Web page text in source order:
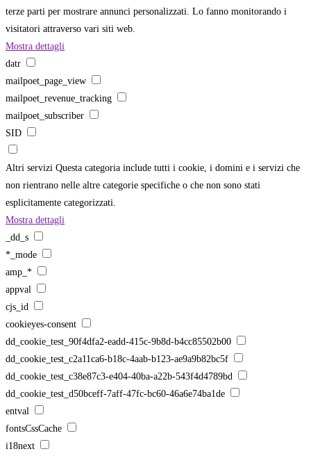
terze parti per mostrare annunci personalizzati. Lo fanno monitorando i
visitatori attraverso vari siti web.
Mostra dettagli
datr
mailpoet_page_view
mailpoet_revenue_tracking
mailpoet_subscriber
SID
Altri servizi Questa categoria include tutti i cookie, i domini e i servizi che
non rientrano nelle altre categorie specifiche o che non sono stati
esplicitamente categorizzati.
Mostra dettagli
_dd_s
*_mode
amp_*
appval
cjs_id
cookieyes-consent
dd_cookie_test_90f4dfa2-eadd-415c-9b8d-b4cc85502b00
dd_cookie_test_c2a11ca6-b18c-4aab-b123-ae9a9b82bc5f
dd_cookie_test_c38e87c3-e404-40ba-a22b-543f4d4789bd
dd_cookie_test_d50bceff-7aff-47fc-bc60-46a6e74ba1de
entval
fontsCssCache
i18next